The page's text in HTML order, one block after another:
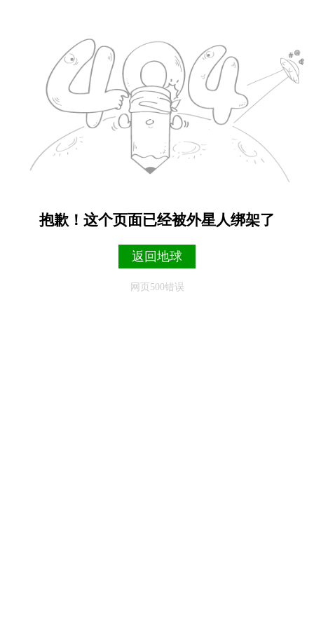
抱歉！这个页面已经被外星人绑架了
返回地球
网页500错误